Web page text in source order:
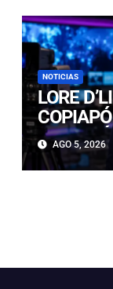
NOTICIAS
LORE
NUEVO
RAÍCES”
AGO 5, 2026